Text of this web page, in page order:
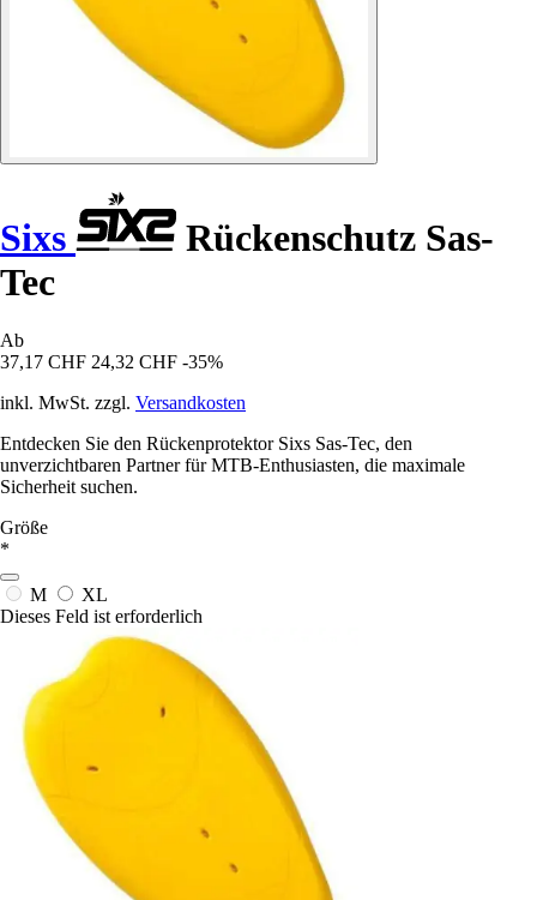
Sixs
Rückenschutz Sas-
Tec
Ab
37,17 CHF 24,32 CHF -35%
inkl. MwSt. zzgl. Versandkosten
Entdecken Sie den Rückenprotektor Sixs Sas-Tec, den
unverzichtbaren Partner für MTB-Enthusiasten, die maximale
Sicherheit suchen.
Größe
*
M
XL
Dieses Feld ist erforderlich